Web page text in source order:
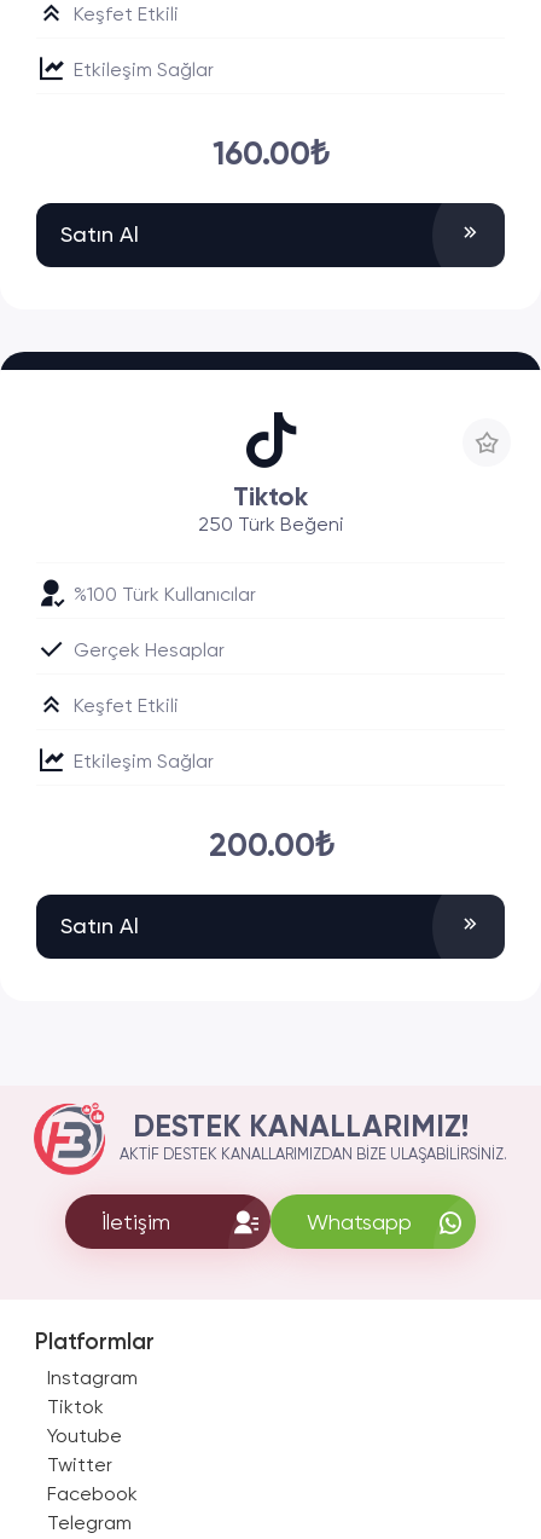
Keşfet Etkili
Etkileşim Sağlar
160.00₺
Satın Al
Tiktok
250 Türk Beğeni
%100 Türk Kullanıcılar
Gerçek Hesaplar
Keşfet Etkili
Etkileşim Sağlar
200.00₺
Satın Al
DESTEK KANALLARIMIZ!
AKTIF DESTEK KANALLARIMIZDAN BIZE ULAŞABILIRSINIZ.
İletişim Whatsapp
Platformlar
Instagram
Tiktok
Youtube
Twitter
Facebook
Telegram